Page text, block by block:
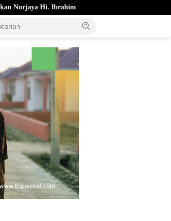
Pemkot Ternate Cairkan Bonus Atlet